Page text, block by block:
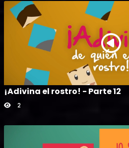
¡Adivina el rostro! - Parte 12
2